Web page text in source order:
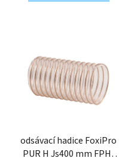
odsávací hadice FoxiPro
PUR H Js400 mm FPH-